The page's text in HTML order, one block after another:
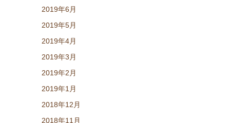
2019年6月
2019年5月
2019年4月
2019年3月
2019年2月
2019年1月
2018年12月
2018年11月